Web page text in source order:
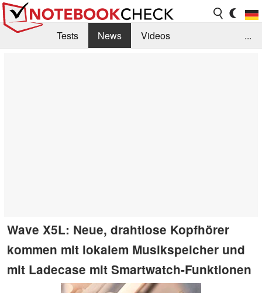
Tests News
Videos
...
Wave X5L: Neue, drahtlose Kopfhörer
kommen mit lokalem Musikspeicher und
mit Ladecase mit Smartwatch-Funktionen